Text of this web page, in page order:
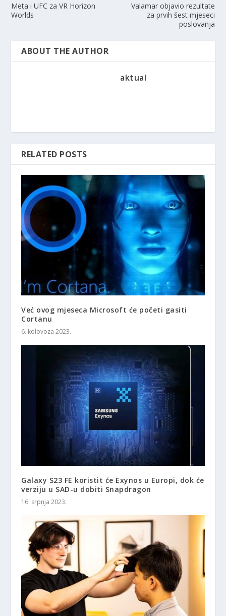
Meta i UFC za VR Horizon
Worlds
Valamar objavio rezultate
za prvih šest mjeseci
poslovanja
ABOUT THE AUTHOR
aktual
RELATED POSTS
Već ovog mjeseca Microsoft će početi gasiti
Cortanu
6. kolovoza 2023.
Galaxy S23 FE koristit će Exynos u Europi, dok će
verziju u SAD-u dobiti Snapdragon
16. srpnja 2023.